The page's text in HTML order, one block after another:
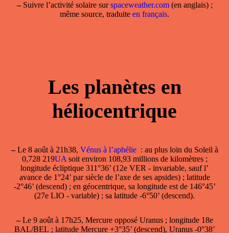
–Suivre l’activité solaire surspaceweather.com(en anglais) ;
même source, traduite en français.
Les planètes en
héliocentrique
– Le 8 août à 21h38, Vénus à l’aphélie : au plus loin du Soleil à
0,728 219UA soit environ 108,93 millions de kilomètres ;
longitude écliptique 311°36’ (12e VER - invariable, sauf l’
avance de 1°24’ par siècle de l’axe de ses apsides) ; latitude
-2°46’ (descend) ; en géocentrique, sa longitude est de 146°45’
(27e LIO - variable) ; sa latitude -6°50’ (descend).
–Le 9 août à 17h25, Mercure opposé Uranus ; longitude 18e
BAL/BEL ; latitude Mercure +3°35’ (descend), Uranus -0°38’